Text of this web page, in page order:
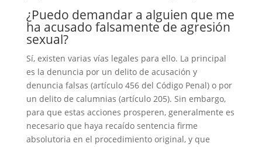
¿Puedo demandar a alguien que me
ha acusado falsamente de agresión
sexual?
Sí, existen varias vías legales para ello. La principal
es la denuncia por un delito de acusación y
denuncia falsas (artículo 456 del Código Penal) o por
un delito de calumnias (artículo 205). Sin embargo,
para que estas acciones prosperen, generalmente es
necesario que haya recaído sentencia firme
absolutoria en el procedimiento original, y que